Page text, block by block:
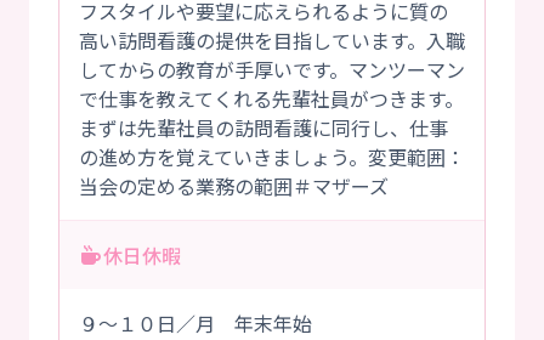
フスタイルや要望に応えられるように質の
高い訪問看護の提供を目指しています。入職
してからの教育が手厚いです。マンツーマン
で仕事を教えてくれる先輩社員がつきます。
まずは先輩社員の訪問看護に同行し、仕事
の進め方を覚えていきましょう。変更範囲：
当会の定める業務の範囲＃マザーズ
休日休暇
９～１０日／月 年末年始